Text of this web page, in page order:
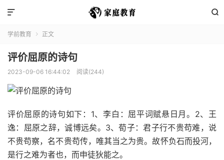


学前教育  正文
评价屈原的诗句
2023-09-06 16:44:02 阅读(244)
评价屈原的诗句如下：1、李白：屈平词赋悬日月。2、王
逸：屈原之辞，诚博远矣。3、荀子：君子行不贵苟难，说
不贵苟察，名不贵苟传，唯其当之为贵。故怀负石而投河，
是行之难为者也，而申徒狄能之。